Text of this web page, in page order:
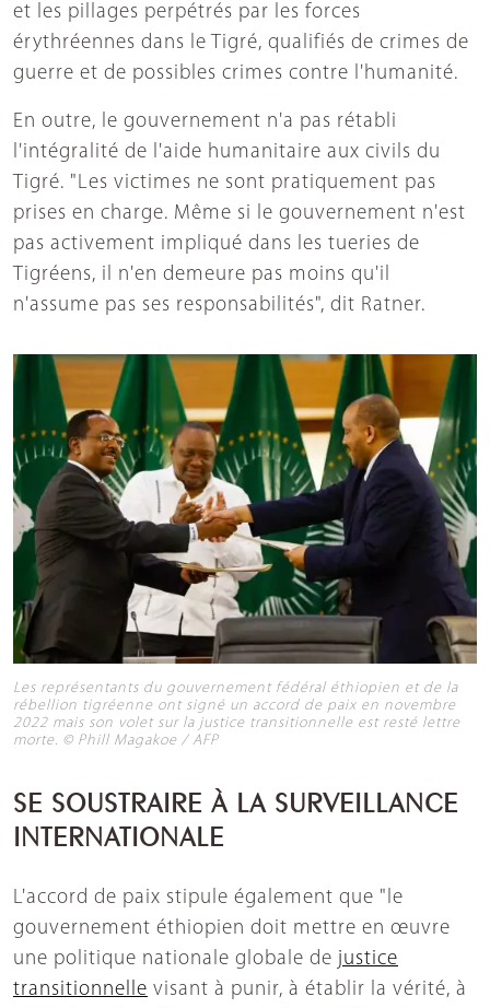
et les pillages perpétrés par les forces
érythréennes dans le Tigré, qualifiés de crimes de
guerre et de possibles crimes contre l'humanité.
En outre, le gouvernement n'a pas rétabli
l'intégralité de l'aide humanitaire aux civils du
Tigré. "Les victimes ne sont pratiquement pas
prises en charge. Même si le gouvernement n'est
pas activement impliqué dans les tueries de
Tigréens, il n'en demeure pas moins qu'il
n'assume pas ses responsabilités", dit Ratner.
Les représentants du gouvernement fédéral éthiopien et de la
rébellion tigréenne ont signé un accord de paix en novembre
2022 mais son volet sur la justice transitionnelle est resté lettre
morte. © Phill Magakoe / AFP
SE SOUSTRAIRE À LA SURVEILLANCE
INTERNATIONALE
L'accord de paix stipule également que "le
gouvernement éthiopien doit mettre en œuvre
une politique nationale globale de justice
transitionnelle visant à punir, à établir la vérité, à